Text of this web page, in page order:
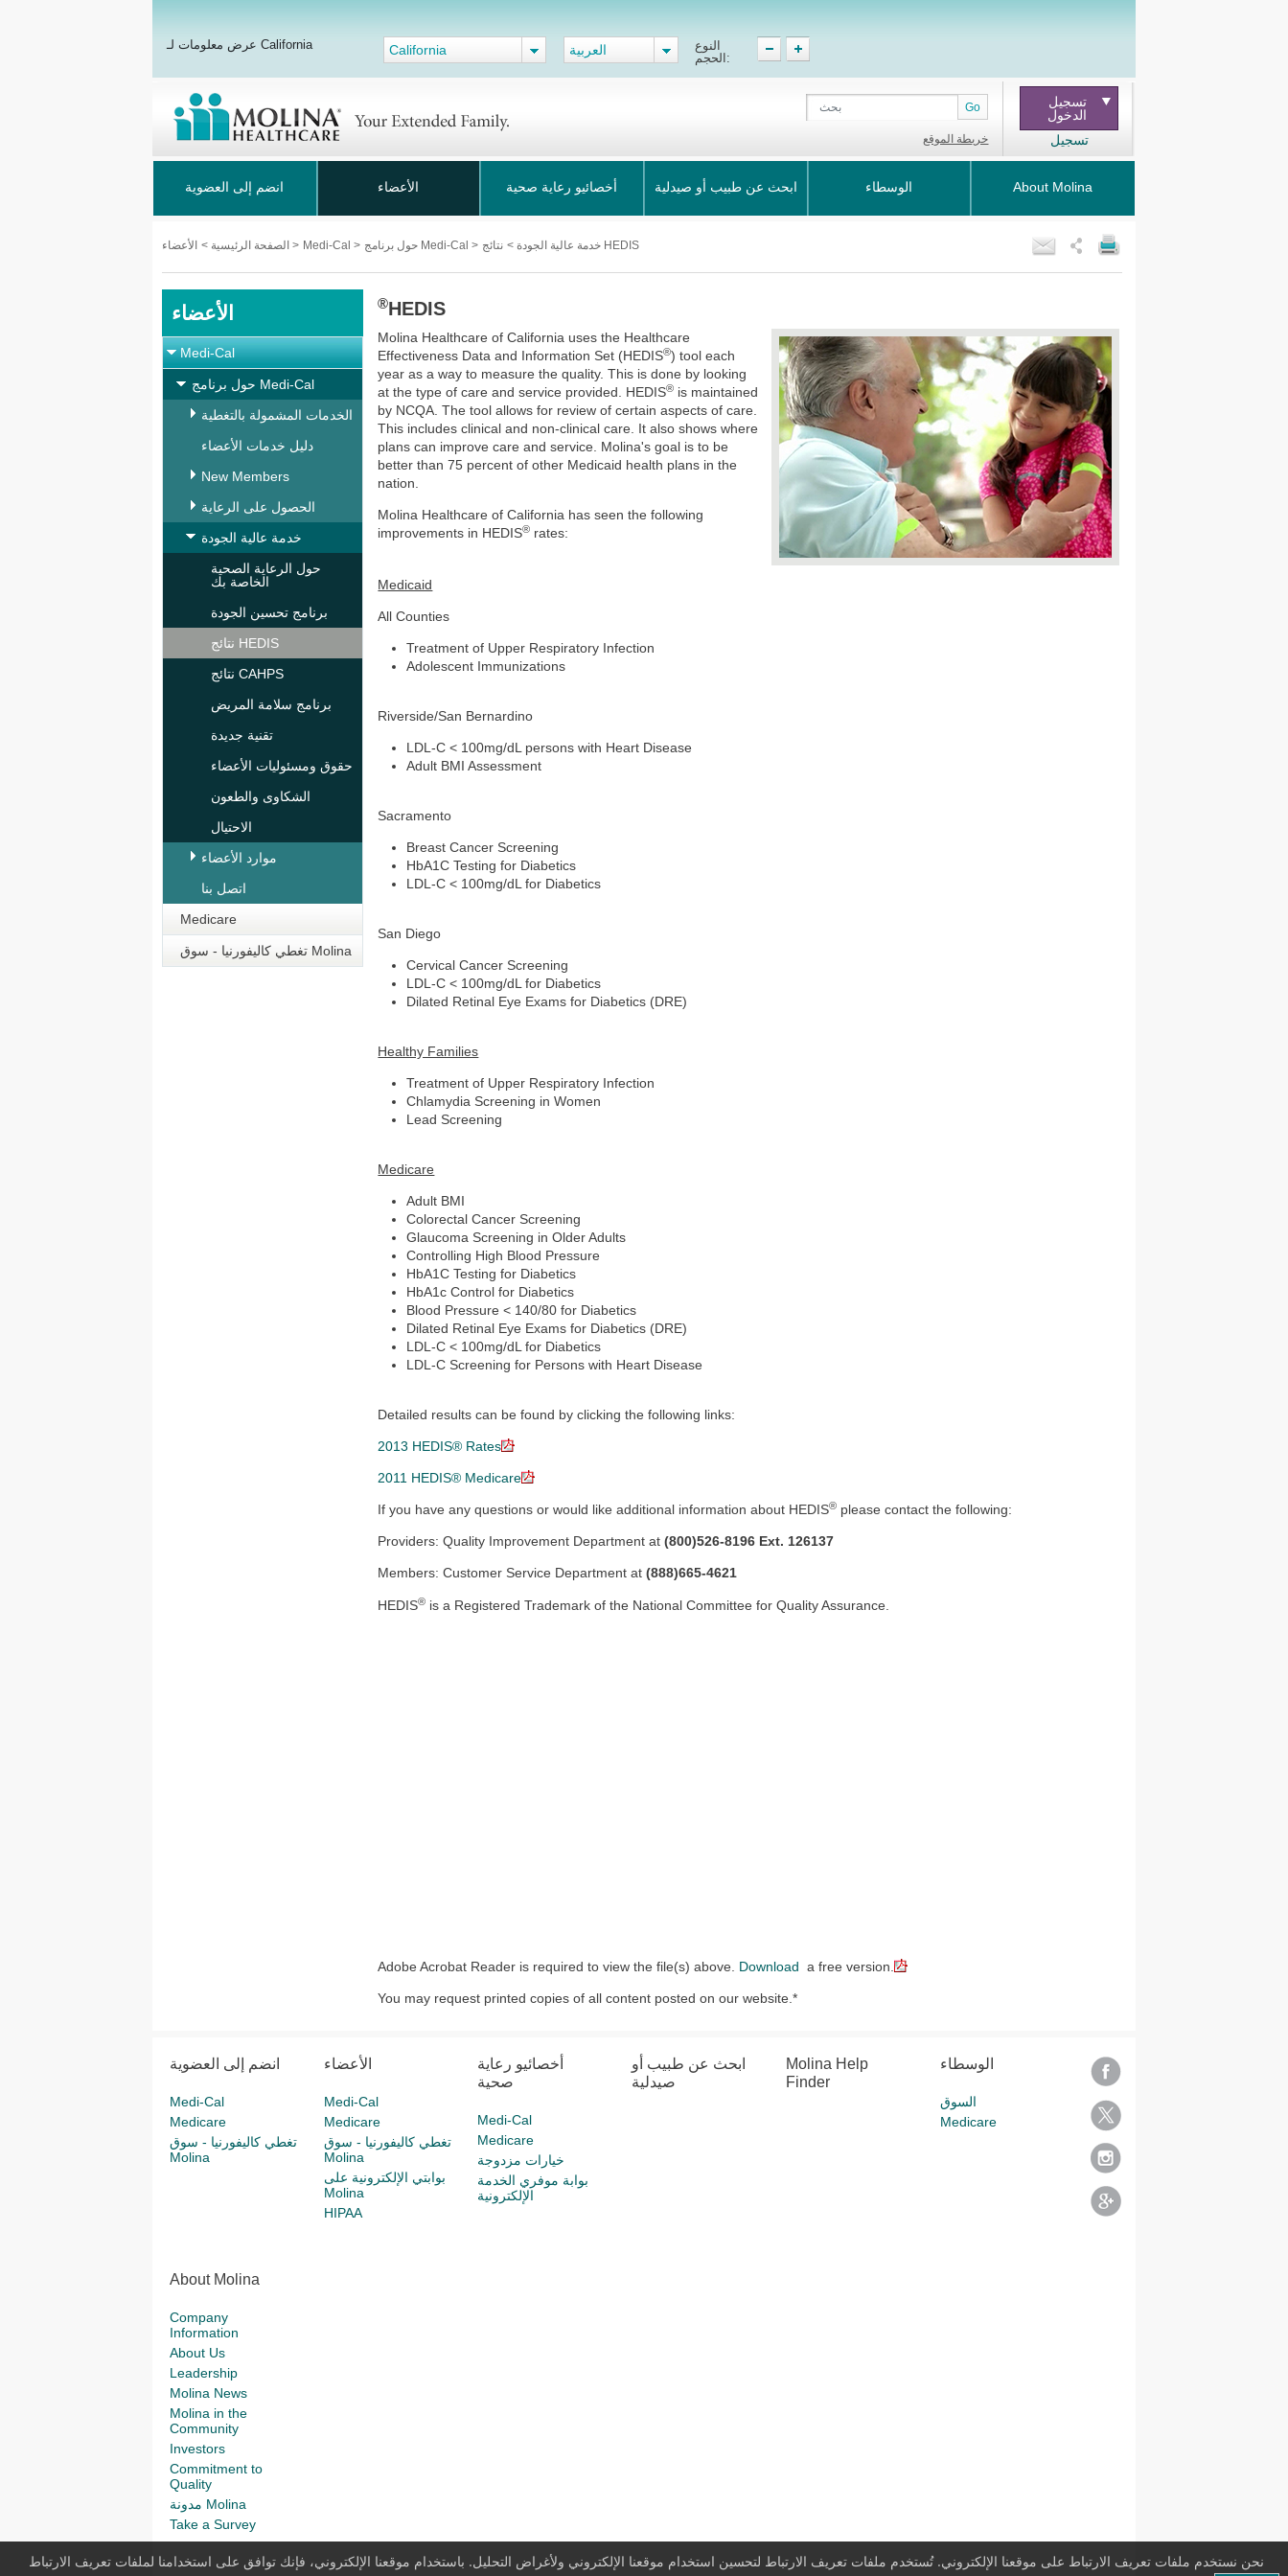
نحن نستخدم ملفات تعريف الارتباط على موقعنا الإلكتروني. تُستخدم ملفات تعريف الارتباط لتحسين استخدام موقعنا الإلكتروني ولأغراض التحليل. باستخدام موقعنا الإلكتروني، فإنك توافق على استخدامنا لملفات تعريف الارتباط
عرض معلومات لـ California California العربية
النوع
الحجم:
Go
خريطة الموقع
تسجيل
الدخول
تسجيل
انضم إلى العضوية الأعضاء أخصائيو رعاية صحية ابحث عن طبيب أو صيدلية الوسطاء About Molina
الصفحة الرئيسية > > Medi-Cal > حول برنامج Medi-Cal > خدمة عالية الجودة > نتائج HEDIS
الأعضاء
Medi-Cal
حول برنامج Medi-Cal
الخدمات المشمولة بالتغطية
دليل خدمات الأعضاء
New Members
الحصول على الرعاية
خدمة عالية الجودة
حول الرعاية الصحية
الخاصة بك
برنامج تحسين الجودة
نتائج HEDIS
نتائج CAHPS
برنامج سلامة المريض
تقنية جديدة
حقوق ومسئوليات الأعضاء
الشكاوى والطعون
الاحتيال
موارد الأعضاء
اتصل بنا
Medicare
تغطي كاليفورنيا - سوق Molina
®HEDIS
Molina Healthcare of California uses the Healthcare
Effectiveness Data and Information Set (HEDIS®) tool each
year as a way to measure the quality. This is done by looking
at the type of care and service provided. HEDIS® is maintained
by NCQA. The tool allows for review of certain aspects of care.
This includes clinical and non-clinical care. It also shows where
plans can improve care and service. Molina's goal is to be
better than 75 percent of other Medicaid health plans in the
nation.
Molina Healthcare of California has seen the following
improvements in HEDIS® rates:
Medicaid
All Counties
Treatment of Upper Respiratory Infection
Adolescent Immunizations
Riverside/San Bernardino
LDL-C < 100mg/dL persons with Heart Disease
Adult BMI Assessment
Sacramento
Breast Cancer Screening
HbA1C Testing for Diabetics
LDL-C < 100mg/dL for Diabetics
San Diego
Cervical Cancer Screening
LDL-C < 100mg/dL for Diabetics
Dilated Retinal Eye Exams for Diabetics (DRE)
Healthy Families
Treatment of Upper Respiratory Infection
Chlamydia Screening in Women
Lead Screening
Medicare
Adult BMI
Colorectal Cancer Screening
Glaucoma Screening in Older Adults
Controlling High Blood Pressure
HbA1C Testing for Diabetics
HbA1c Control for Diabetics
Blood Pressure < 140/80 for Diabetics
Dilated Retinal Eye Exams for Diabetics (DRE)
LDL-C < 100mg/dL for Diabetics
LDL-C Screening for Persons with Heart Disease
Detailed results can be found by clicking the following links:
2013 HEDIS® Rates
2011 HEDIS® Medicare
If you have any questions or would like additional information about HEDIS® please contact the following:
Providers: Quality Improvement Department at(800)526-8196 Ext. 126137
Members: Customer Service Department at(888)665-4621
HEDIS® is a Registered Trademark of the National Committee for Quality Assurance.
Adobe Acrobat Reader is required to view the file(s) above. Download a free version.
You may request printed copies of all content posted on our website.*
انضم إلى العضوية
Medi-Cal
Medicare
تغطي كاليفورنيا - سوق
Molina
الأعضاء
Medi-Cal
Medicare
تغطي كاليفورنيا - سوق
Molina
بوابتي الإلكترونية على
Molina
HIPAA
أخصائيو رعاية
صحية
Medi-Cal
Medicare
خيارات مزدوجة
بوابة موفري الخدمة
الإلكترونية
ابحث عن طبيب أو
صيدلية
Molina Help
Finder
الوسطاء
السوق
Medicare
About Molina
Company
Information
About Us
Leadership
Molina News
Molina in the
Community
Investors
Commitment to
Quality
مدونة Molina
Take a Survey